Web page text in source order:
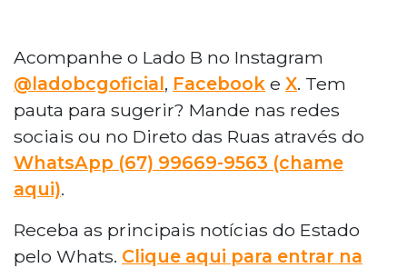
Acompanhe o Lado B no Instagram
@ladobcgoficial, Facebook e X. Tem
pauta para sugerir? Mande nas redes
sociais ou no Direto das Ruas através do
WhatsApp (67) 99669-9563 (chame
aqui).
Receba as principais notícias do Estado
pelo Whats. Clique aqui para entrar na